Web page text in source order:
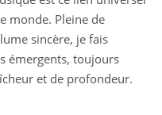
monde. Pleine de
sincère, je fais
émergents, toujours
et de profondeur.